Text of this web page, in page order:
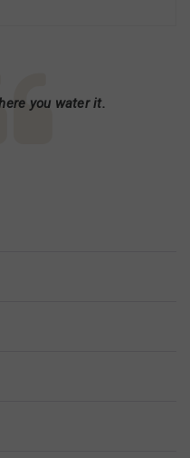
you water it.